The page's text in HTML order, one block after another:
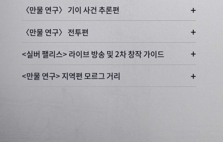
〈만물 연구〉 기이 사건 추론편 +
〈만물 연구〉 전투편 +
<실버 팰리스> 라이브 방송 및 2차 창작 가이드 +
<만물 연구> 지역편 모르그 거리 +